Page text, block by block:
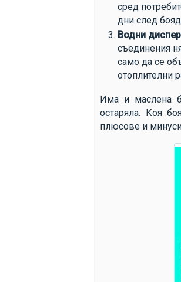
сред
дни след
Водни
съединения
само да се
отоплителни
Има и маслена
остаряла. Коя
плюсове и